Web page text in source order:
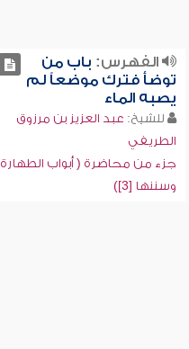
الفهرس: باب من
توضأ فترك موضعاً لم
يصبه الماء
للشيخ: عبد العزيز بن مرزوق
الطريفي
جزء من محاضرة ( أبواب الطهارة
وسننها [3])